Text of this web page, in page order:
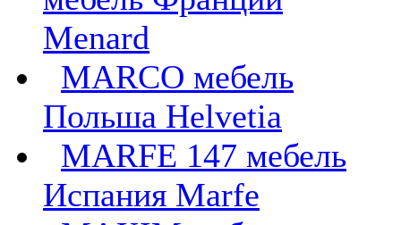
Menard
MARCO мебель
Польша Helvetia
MARFE 147 мебель
Испания Marfe